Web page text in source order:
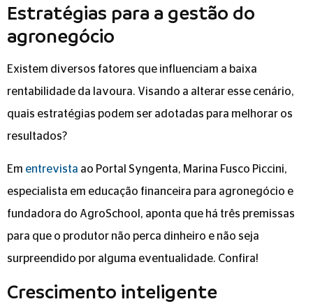
Estratégias para a gestão do
agronegócio
Existem diversos fatores que influenciam a baixa
rentabilidade da lavoura. Visando a alterar esse cenário,
quais estratégias podem ser adotadas para melhorar os
resultados?
Em entrevista ao Portal Syngenta, Marina Fusco Piccini,
especialista em educação financeira para agronegócio e
fundadora do AgroSchool, aponta que há três premissas
para que o produtor não perca dinheiro e não seja
surpreendido por alguma eventualidade. Confira!
Crescimento inteligente